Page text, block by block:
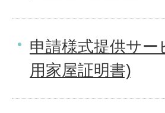
申請様式提供サ
用家屋証明書)